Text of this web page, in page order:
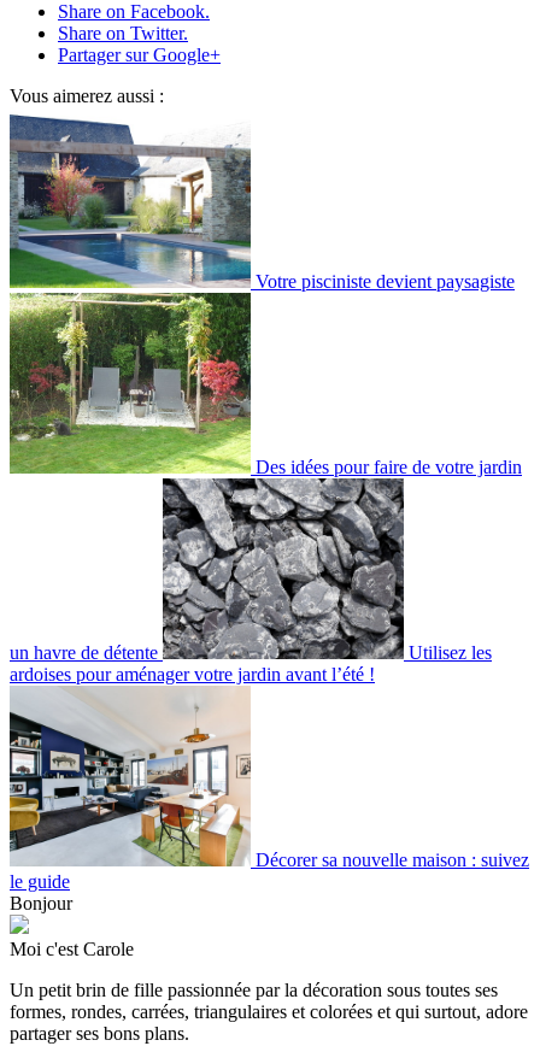
Share on Facebook.
Share on Twitter.
Partager sur Google+
Vous aimerez aussi :
Votre pisciniste devient paysagiste
Des idées pour faire de votre jardin
un havre de détente
Utilisez les
ardoises pour aménager votre jardin avant l’été !
Décorer sa nouvelle maison : suivez
le guide
Bonjour
Moi c'est Carole
Un petit brin de fille passionnée par la décoration sous toutes ses
formes, rondes, carrées, triangulaires et colorées et qui surtout, adore
partager ses bons plans.